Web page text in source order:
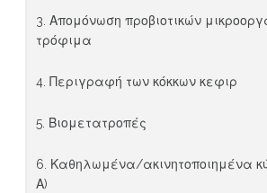
3. Απομόνωση προβιοτικών
τρόφιμα
4. Περιγραφή των κόκκων κεφιρ
5. Βιομετατροπές
6. Καθηλωμένα/ακινητοποιημένα
Α)